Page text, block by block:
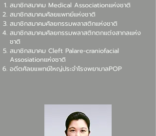
สมาชิกสมาคม Medical Associationแห่งชาติ
สมาชิกสมาคมศัลยแพทย์แห่งชาติ
สมาชิกสมาคมศัลยกรรมพลาสติกแห่งชาติ
สมาชิกสมาคมศัลยกรรมพลาสติกตกแต่งสากลแห่ง
ชาติ
สมาชิกสมาคม Cleft Palare-craniofacial
Assosiationแห่งชาติ
อดีตศัลยแพทย์ใหญ่ประจำโรงพยาบาลPOP